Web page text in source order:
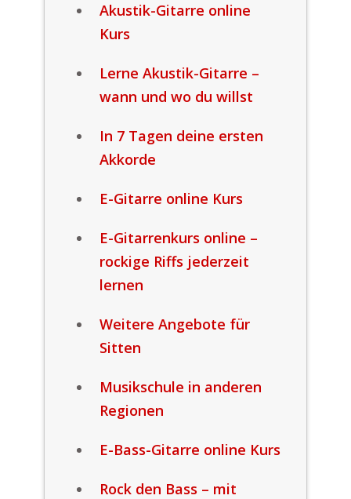
Akustik-Gitarre online
Kurs
Lerne Akustik-Gitarre –
wann und wo du willst
In 7 Tagen deine ersten
Akkorde
E-Gitarre online Kurs
E-Gitarrenkurs online –
rockige Riffs jederzeit
lernen
Weitere Angebote für
Sitten
Musikschule in anderen
Regionen
E-Bass-Gitarre online Kurs
Rock den Bass – mit